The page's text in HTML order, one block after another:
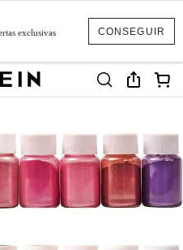
CONSEGUIR
exclusivas